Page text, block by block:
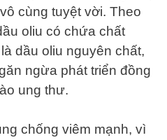
cùng tuyệt vời. Theo
oliu có chứa chất
dầu oliu nguyên chất,
ngừa phát triển đồng
ung thư.
chống viêm mạnh, vì